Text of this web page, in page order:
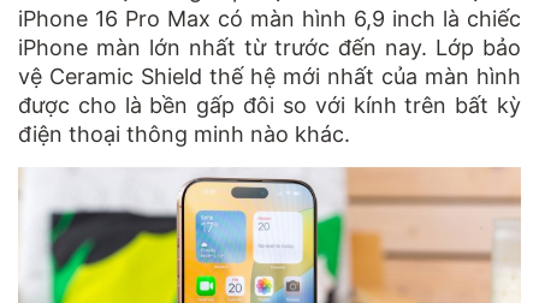
iPhone 16 Pro Max có màn hình 6,9 inch là chiếc
iPhone màn lớn nhất từ trước đến nay. Lớp bảo
vệ Ceramic Shield thế hệ mới nhất của màn hình
được cho là bền gấp đôi so với kính trên bất kỳ
điện thoại thông minh nào khác.